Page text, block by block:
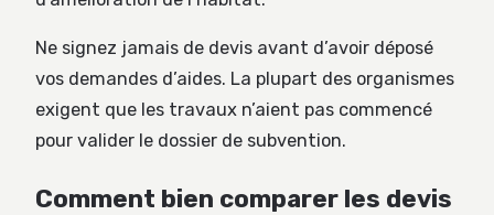
Ne signez jamais de devis avant d’avoir déposé
vos demandes d’aides. La plupart des organismes
exigent que les travaux n’aient pas commencé
pour valider le dossier de subvention.
Comment bien comparer les devis